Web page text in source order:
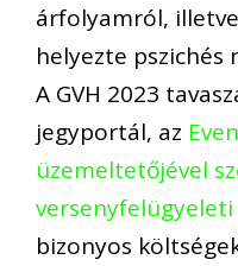
árfolyamról,
helyezte pszichés
A GVH 2023
jegyportál, az
üzemeltetőjével
versenyfelügyeleti
bizonyos